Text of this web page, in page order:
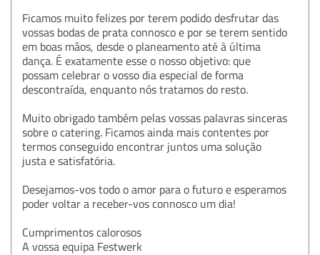
Ficamos muito felizes por terem podido desfrutar das
vossas bodas de prata connosco e por se terem sentido
em boas mãos, desde o planeamento até à última
dança. É exatamente esse o nosso objetivo: que
possam celebrar o vosso dia especial de forma
descontraída, enquanto nós tratamos do resto.
Muito obrigado também pelas vossas palavras sinceras
sobre o catering. Ficamos ainda mais contentes por
termos conseguido encontrar juntos uma solução
justa e satisfatória.
Desejamos-vos todo o amor para o futuro e esperamos
poder voltar a receber-vos connosco um dia!
Cumprimentos calorosos
A vossa equipa Festwerk